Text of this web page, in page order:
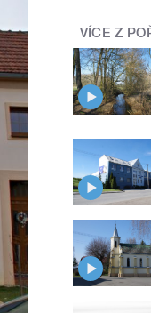
VÍCE Z